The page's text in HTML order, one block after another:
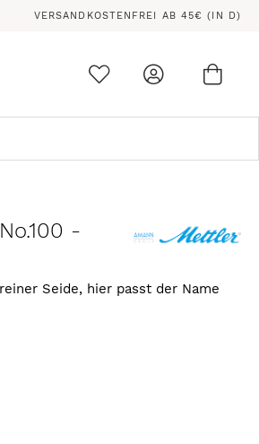
VERSANDKOSTENFREI AB 45€ (IN D)
-
Seide, hier passt der Name